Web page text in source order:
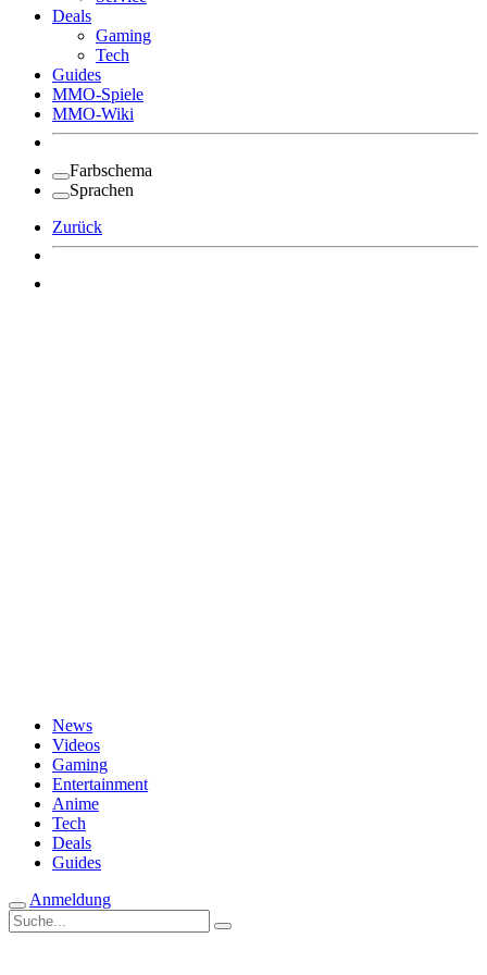
Deals
Gaming
Tech
Guides
MMO-Spiele
MMO-Wiki
Farbschema
Sprachen
Zurück
News
Videos
Gaming
Entertainment
Anime
Tech
Deals
Guides
Anmeldung
Suche
nach: